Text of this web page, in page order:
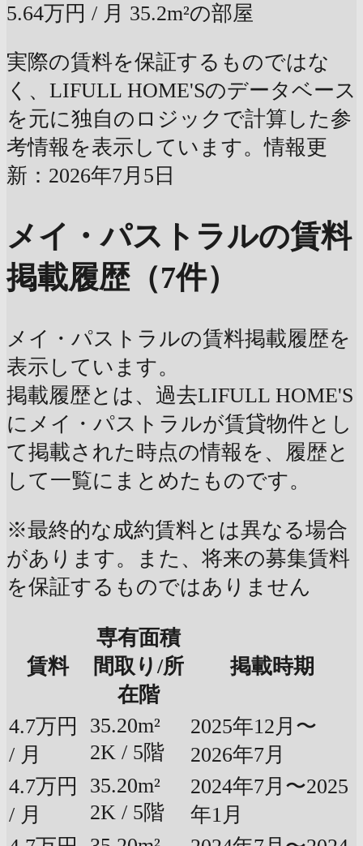
5.64万円 / 月 35.2m²の部屋
実際の賃料を保証するものではな
く、LIFULL HOME'Sのデータベース
を元に独自のロジックで計算した参
考情報を表示しています。情報更
新：2026年7月5日
メイ・パストラルの賃料
掲載履歴（7件）
メイ・パストラルの賃料掲載履歴を
表示しています。
掲載履歴とは、過去LIFULL HOME'S
にメイ・パストラルが賃貸物件とし
て掲載された時点の情報を、履歴と
して一覧にまとめたものです。
※最終的な成約賃料とは異なる場合
があります。また、将来の募集賃料
を保証するものではありません
賃料
専有面積
間取り/所
在階
掲載時期
4.7万円
/ 月
35.20m²
2K / 5階
2025年12月〜
2026年7月
4.7万円
/ 月
35.20m²
2K / 5階
2024年7月〜2025
年1月